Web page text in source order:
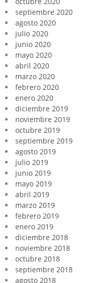
septiembre 2020
agosto 2020
julio 2020
junio 2020
mayo 2020
abril 2020
marzo 2020
febrero 2020
enero 2020
diciembre 2019
noviembre 2019
octubre 2019
septiembre 2019
agosto 2019
julio 2019
junio 2019
mayo 2019
abril 2019
marzo 2019
febrero 2019
enero 2019
diciembre 2018
noviembre 2018
octubre 2018
septiembre 2018
agosto 2018